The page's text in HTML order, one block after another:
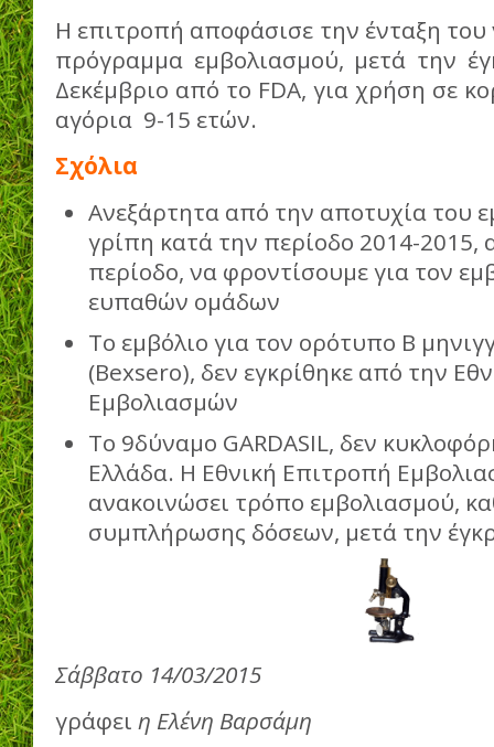
Η επιτροπή αποφάσισε την ένταξη
πρόγραμμα εμβολιασμού, μετά την
Δεκέμβριο από το FDA, για χρήση σε
αγόρια 9-15 ετών.
Σχόλια
Ανεξάρτητα από την αποτυχία του
γρίπη κατά την περίοδο 2014-2015,
περίοδο, να φροντίσουμε για τον
ευπαθών ομάδων
Το εμβόλιο για τον ορότυπο Β
(Bexsero), δεν εγκρίθηκε από την
Εμβολιασμών
Το 9δύναμο GARDASΙL, δεν
Ελλάδα. Η Εθνική Επιτροπή
ανακοινώσει τρόπο εμβολιασμού,
συμπλήρωσης δόσεων, μετά την
Σάββατο 14/03/2015
γράφει η Ελένη Βαρσάμη